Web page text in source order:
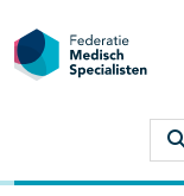
binnen deze